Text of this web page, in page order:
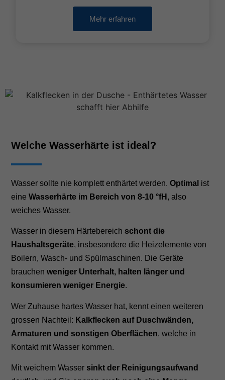
Mehr erfahren
Welche Wasserhärte ist ideal?
Wasser sollte nie komplett enthärtet werden.Optimal ist
eineWasserhärte im Bereich von 8-10 °fH , also
weiches Wasser.
Wasser in diesem Härtebereich schont die
Haushaltsgeräte, insbesondere die Heizelemente von
Boilern, Wasch- und Spülmaschinen. Die Geräte
brauchenweniger Unterhalt, halten länger und
konsumieren weniger Energie.
Wer Zuhause hartes Wasser hat, kennt einen weiteren
grossen Nachteil: Kalkflecken auf Duschwänden,
Armaturen und sonstigen Oberflächen, welche in
Kontakt mit Wasser kommen.
Mit weichem Wasser sinkt der Reinigungsaufwand